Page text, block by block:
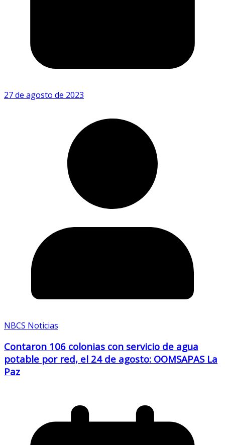
27 de agosto de 2023
NBCS Noticias
Contaron 106 colonias con servicio de agua
potable por red, el 24 de agosto: OOMSAPAS La
Paz